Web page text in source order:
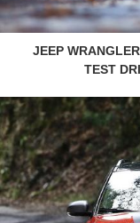
JEEP
TEST